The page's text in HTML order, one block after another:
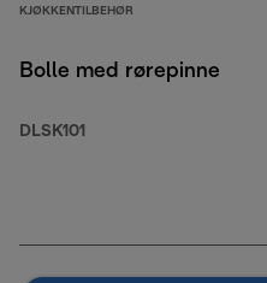
KJØKKENTILBEHØR
Bolle med rørepinne
DLSK101